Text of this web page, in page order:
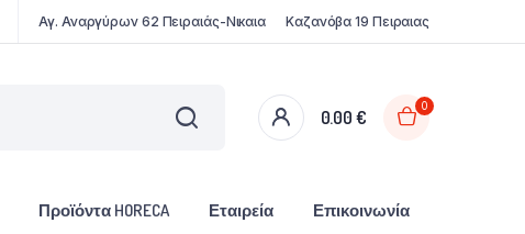
Αγ. Αναργύρων 62 Πειραιάς-Νικαια Καζανόβα 19 Πειραιας
0.00€
0
Προϊόντα HORECA Εταιρεία Επικοινωνία